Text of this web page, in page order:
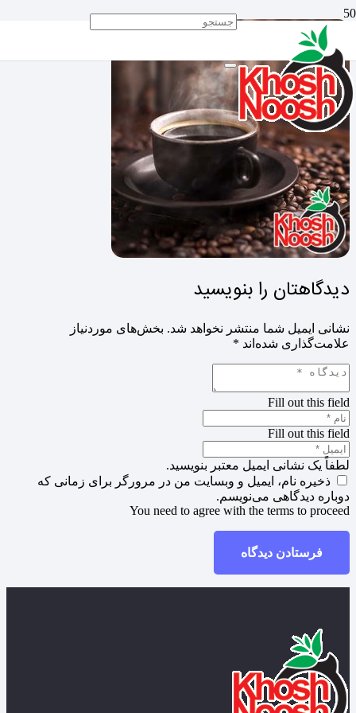
دیدگاهتان را بنویسید
نشانی ایمیل شما منتشر نخواهد شد. بخش‌های موردنیاز
علامت‌گذاری شده‌اند *
Fill out this field
Fill out this field
لطفاً یک نشانی ایمیل معتبر بنویسید.
ذخیره نام، ایمیل و وبسایت من در مرورگر برای زمانی که
دوباره دیدگاهی می‌نویسم.
You need to agree with the terms to proceed
فرستادن دیدگاه